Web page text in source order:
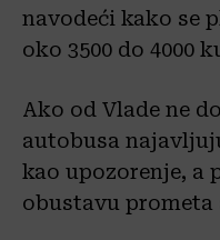
navodeći kako se
oko 3500 do 4000
Ako od Vlade ne
autobusa
kao upozorenje, a
obustavu